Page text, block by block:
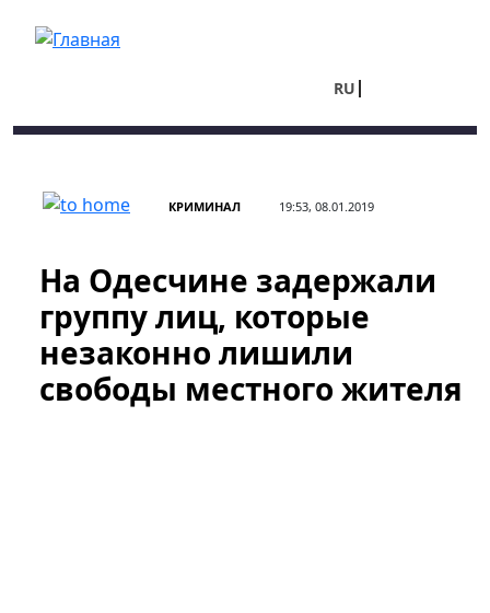
RU
КРИМИНАЛ 19:53, 08.01.2019
На Одесчине задержали
группу лиц, которые
незаконно лишили
свободы местного жителя